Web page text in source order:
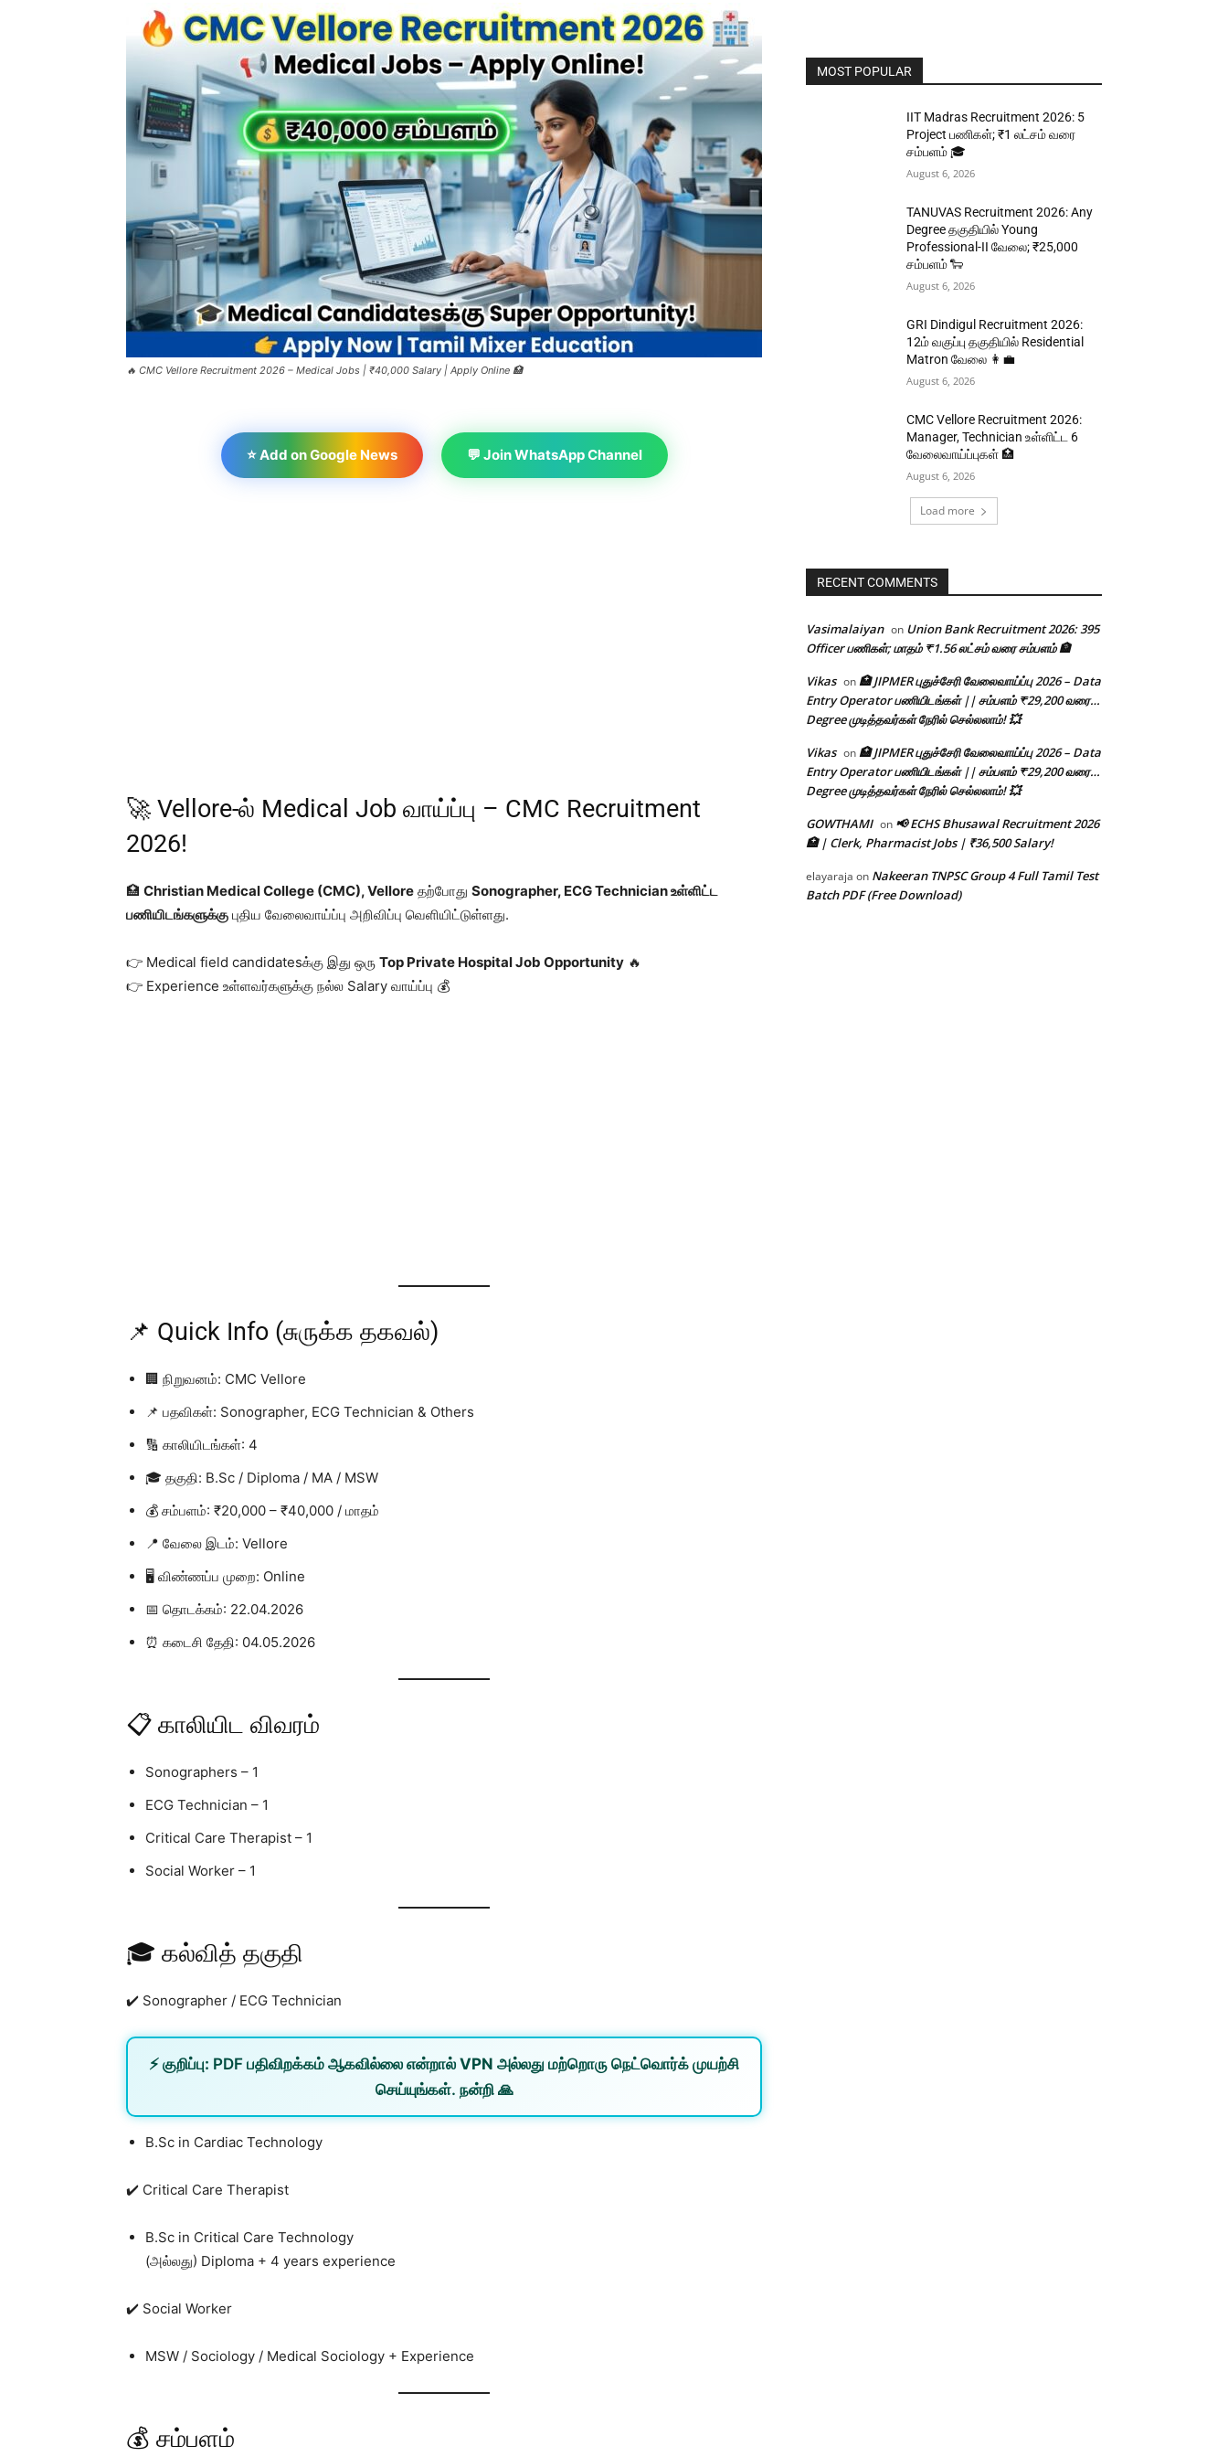
🔥 CMC Vellore Recruitment 2026 – Medical Jobs | ₹40,000 Salary | Apply Online 🏥
⭐ Add on Google News 💬 Join WhatsApp Channel
🚀 Vellore-ல் Medical Job வாய்ப்பு – CMC Recruitment
2026!
🏥 Christian Medical College (CMC), Vellore தற்போது Sonographer, ECG Technician உள்ளிட்ட
பணியிடங்களுக்கு புதிய வேலைவாய்ப்பு அறிவிப்பு வெளியிட்டுள்ளது.
👉 Medical field candidatesக்கு இது ஒரு Top Private Hospital Job Opportunity 🔥
👉 Experience உள்ளவர்களுக்கு நல்ல Salary வாய்ப்பு 💰
📌 Quick Info (சுருக்க தகவல்)
🏢 நிறுவனம்: CMC Vellore
📌 பதவிகள்: Sonographer, ECG Technician & Others
🔢 காலியிடங்கள்: 4
🎓 தகுதி: B.Sc / Diploma / MA / MSW
💰 சம்பளம்: ₹20,000 – ₹40,000 / மாதம்
📍 வேலை இடம்: Vellore
🖥️ விண்ணப்ப முறை: Online
📅 தொடக்கம்: 22.04.2026
⏰ கடைசி தேதி: 04.05.2026
📋 காலியிட விவரம்
Sonographers – 1
ECG Technician – 1
Critical Care Therapist – 1
Social Worker – 1
🎓 கல்வித் தகுதி
✔️ Sonographer / ECG Technician
⚡ குறிப்பு: PDF பதிவிறக்கம் ஆகவில்லை என்றால் VPN அல்லது மற்றொரு நெட்வொர்க் முயற்சி
செய்யுங்கள். நன்றி 🙏
B.Sc in Cardiac Technology
✔️ Critical Care Therapist
B.Sc in Critical Care Technology
(அல்லது) Diploma + 4 years experience
✔️ Social Worker
MSW / Sociology / Medical Sociology + Experience
💰 சம்பளம்
MOST POPULAR
IIT Madras Recruitment 2026: 5
Project பணிகள்; ₹1 லட்சம் வரை
சம்பளம் 🎓
August 6, 2026
TANUVAS Recruitment 2026: Any
Degree தகுதியில் Young
Professional-II வேலை; ₹25,000
சம்பளம் 🐑
August 6, 2026
GRI Dindigul Recruitment 2026:
12ம் வகுப்பு தகுதியில் Residential
Matron வேலை 👩‍💼
August 6, 2026
CMC Vellore Recruitment 2026:
Manager, Technician உள்ளிட்ட 6
வேலைவாய்ப்புகள் 🏥
August 6, 2026
Load more
RECENT COMMENTS
Vasimalaiyan on Union Bank Recruitment 2026: 395
Officer பணிகள்; மாதம் ₹1.56 லட்சம் வரை சம்பளம் 🏦
Vikas on🏥 JIPMER புதுச்சேரி வேலைவாய்ப்பு 2026 – Data
Entry Operator பணியிடங்கள் || சம்பளம் ₹29,200 வரை…
Degree முடித்தவர்கள் நேரில் செல்லலாம்! 💥
Vikas on🏥 JIPMER புதுச்சேரி வேலைவாய்ப்பு 2026 – Data
Entry Operator பணியிடங்கள் || சம்பளம் ₹29,200 வரை…
Degree முடித்தவர்கள் நேரில் செல்லலாம்! 💥
GOWTHAMI on 📢 ECHS Bhusawal Recruitment 2026
🏥 | Clerk, Pharmacist Jobs | ₹36,500 Salary!
elayaraja on Nakeeran TNPSC Group 4 Full Tamil Test
Batch PDF (Free Download)